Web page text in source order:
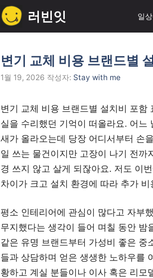
러빈잇 일
변기 교체 비용 브랜드별
1월 19, 2026 작성자: Stay with me
변기 교체 비용 브랜드별 설치비 포
실을 수리했던 기억이 떠올라요. 어느
새가 올라오는데 당장 어디서부터 손
일 쓰는 물건이지만 고장이 나기 전까
경 쓰지 않고 살게 되잖아요. 저도 이
차이가 크고 설치 환경에 따라 추가
평소 인테리어에 관심이 많다고 자부
무지했다는 생각이 들어 며칠 동안 밤
같은 유명 브랜드부터 가성비 좋은 중
들과 상담하며 얻은 생생한 노하우를
황하고 계실 분들이나 이사 혹은 리모